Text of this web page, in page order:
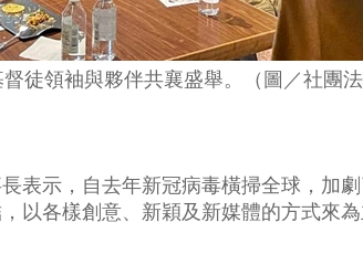
徒領袖與夥伴共襄盛舉。（圖／社團
表示，自去年新冠病毒橫掃全球，加
以各樣創意、新穎及新媒體的方式來為